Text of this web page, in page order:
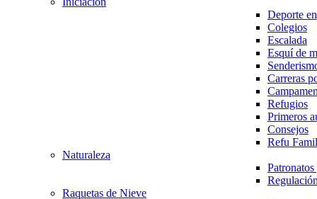
Deporte
Colegios
Escalada
Esquí de
Carreras
Refugios
Primeros
Consejos
Refu
Naturaleza
Raquetas de Nieve